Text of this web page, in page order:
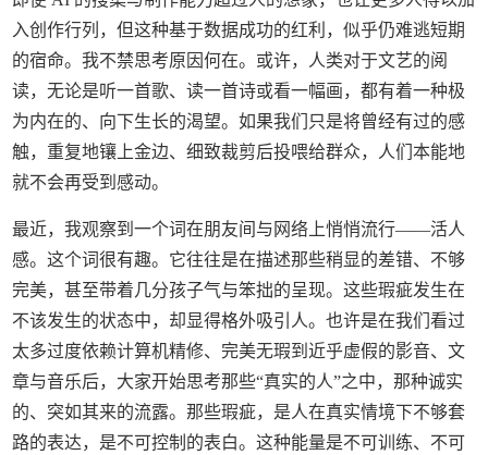
入创作行列，但这种基于数据成功的红利，似乎仍难逃短期
的宿命。我不禁思考原因何在。或许，人类对于文艺的阅
读，无论是听一首歌、读一首诗或看一幅画，都有着一种极
为内在的、向下生长的渴望。如果我们只是将曾经有过的感
触，重复地镶上金边、细致裁剪后投喂给群众，人们本能地
就不会再受到感动。
最近，我观察到一个词在朋友间与网络上悄悄流行——活人
感。这个词很有趣。它往往是在描述那些稍显的差错、不够
完美，甚至带着几分孩子气与笨拙的呈现。这些瑕疵发生在
不该发生的状态中，却显得格外吸引人。也许是在我们看过
太多过度依赖计算机精修、完美无瑕到近乎虚假的影音、文
章与音乐后，大家开始思考那些“真实的人”之中，那种诚实
的、突如其来的流露。那些瑕疵，是人在真实情境下不够套
路的表达，是不可控制的表白。这种能量是不可训练、不可